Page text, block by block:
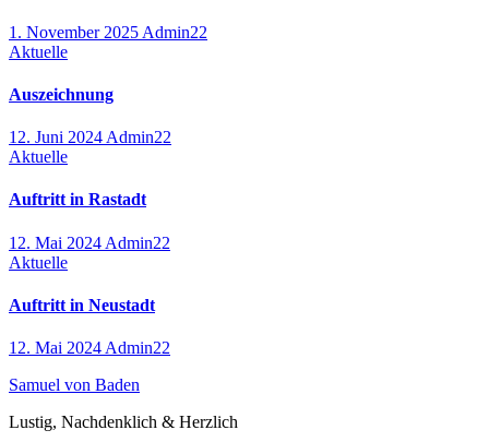
1. November 2025 Admin22
Aktuelle
Auszeichnung
12. Juni 2024 Admin22
Aktuelle
Auftritt in Rastadt
12. Mai 2024 Admin22
Aktuelle
Auftritt in Neustadt
12. Mai 2024 Admin22
Samuel von Baden
Lustig, Nachdenklich & Herzlich